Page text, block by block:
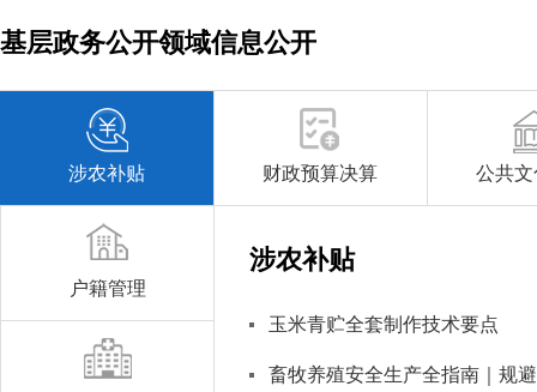
基层政务公开领域信息公开
涉农补贴 财政预算决算 公共
户籍管理
涉农补贴
玉米青贮全套制作技术要点
畜牧养殖安全生产全指南｜规